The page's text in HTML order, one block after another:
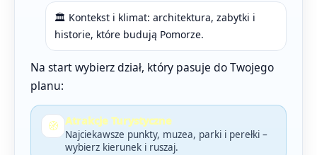
🏛️ Kontekst i klimat: architektura, zabytki i
historie, które budują Pomorze.
Na start wybierz dział, który pasuje do Twojego
planu:
🧭 Atrakcje Turystyczne
Najciekawsze punkty, muzea, parki i perełki –
wybierz kierunek i ruszaj.